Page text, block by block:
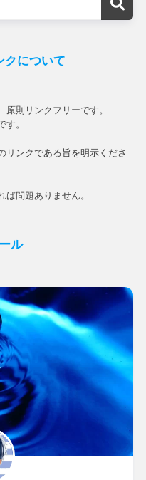
クについて
原則リンクフリーです。
。
リンクである旨を明示くださ
問題ありません。
ル